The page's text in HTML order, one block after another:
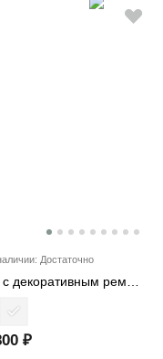
Достаточно
Тоут с декоративным ремнем 8227
₽